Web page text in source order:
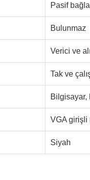
Pasif
Bulunmaz
Verici ve
Tak ve
Bilgisayar,
VGA girişli
Siyah